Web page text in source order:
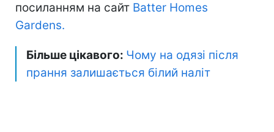
посиланням на сайт Batter Homes
Gardens.
Більше цікавого: Чому на одязі після
прання залишається білий наліт